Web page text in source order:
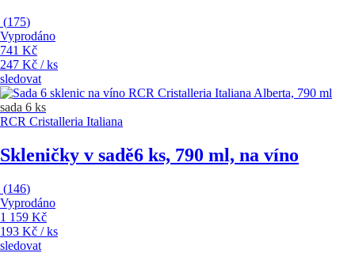
(175)
Vyprodáno
741 Kč
247 Kč / ks
sledovat
sada 6 ks
RCR Cristalleria Italiana
Skleničky v sadě6 ks, 790 ml, na víno
(146)
Vyprodáno
1 159 Kč
193 Kč / ks
sledovat